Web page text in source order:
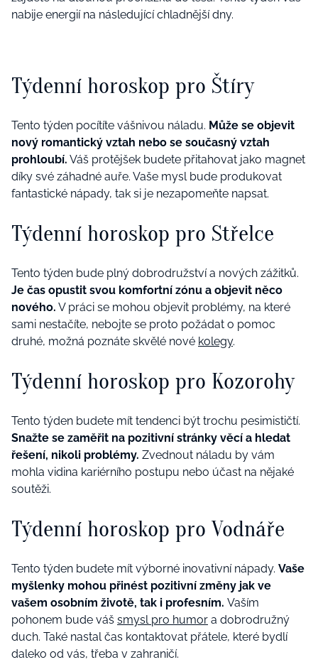
nabije energií na následující chladnější dny.
Týdenní horoskop pro Štíry
Tento týden pocítíte vášnivou náladu. Může se objevit
nový romantický vztah nebo se současný vztah
prohloubí. Váš protějšek budete přitahovat jako magnet
díky své záhadné auře. Vaše mysl bude produkovat
fantastické nápady, tak si je nezapomeňte napsat.
Týdenní horoskop pro Střelce
Tento týden bude plný dobrodružství a nových zážitků.
Je čas opustit svou komfortní zónu a objevit něco
nového. V práci se mohou objevit problémy, na které
sami nestačíte, nebojte se proto požádat o pomoc
druhé, možná poznáte skvělé nové kolegy.
Týdenní horoskop pro Kozorohy
Tento týden budete mít tendenci být trochu pesimističtí.
Snažte se zaměřit na pozitivní stránky věcí a hledat
řešení, nikoli problémy. Zvednout náladu by vám
mohla vidina kariérního postupu nebo účast na nějaké
soutěži.
Týdenní horoskop pro Vodnáře
Tento týden budete mít výborné inovativní nápady. Vaše
myšlenky mohou přinést pozitivní změny jak ve
vašem osobním životě, tak i profesním. Vaším
pohonem bude váš smysl pro humor a dobrodružný
duch. Také nastal čas kontaktovat přátele, které bydlí
daleko od vás, třeba v zahraničí.